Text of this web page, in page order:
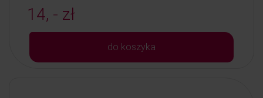
14, - zł
do koszyka